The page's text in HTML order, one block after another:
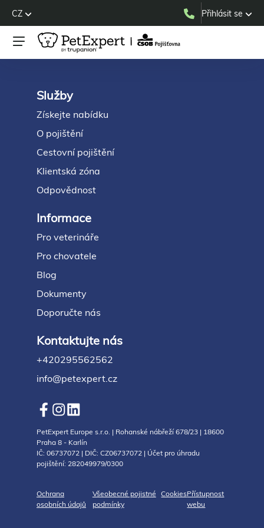
CZ Přihlásit se
Footer
Služby
Získejte nabídku
O pojištění
Cestovní pojištění
Klientská zóna
Odpovědnost
Informace
Pro veterináře
Pro chovatele
Blog
Dokumenty
Doporučte nás
Kontaktujte nás
+420295562562
info@petexpert.cz
PetExpert Europe s.r.o. | Rohanské nábřeží 678/23 | 18600
Praha 8 - Karlín
IČ: 06737072 | DIČ: CZ06737072 | Účet pro úhradu
pojištění: 282049979/0300
Ochrana
osobních údajů
Všeobecné pojistné
podmínky
CookiesPřístupnost
webu